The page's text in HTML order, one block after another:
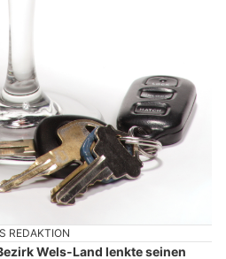
REDAKTION
Wels-Land lenkte seinen